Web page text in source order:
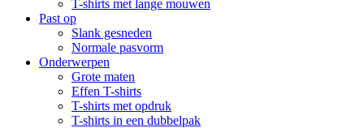
T-shirts met lange mouwen
Past op
Slank gesneden
Normale pasvorm
Onderwerpen
Grote maten
Effen T-shirts
T-shirts met opdruk
T-shirts in een dubbelpak